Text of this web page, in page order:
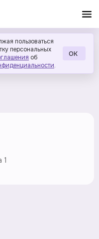
пользоваться
персональных
об
.
ОК
1